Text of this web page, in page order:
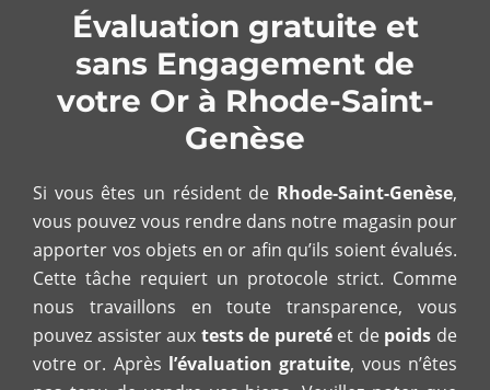
Évaluation gratuite et
sans Engagement de
votre Or à Rhode-Saint-
Genèse
Si vous êtes un résident de Rhode-Saint-Genèse,
vous pouvez vous rendre dans notre magasin pour
apporter vos objets en or afin qu’ils soient évalués.
Cette tâche requiert un protocole strict. Comme
nous travaillons en toute transparence, vous
pouvez assister aux tests de puretéet de poids de
votre or. Après l’évaluation gratuite, vous n’êtes